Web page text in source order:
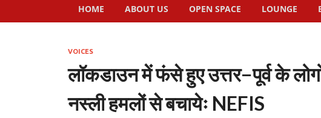
HOME ABOUT US OPEN SPACE LOUNGE
VOICES
लॉकडाउन में फंसे हुए उत्तर−पूर्व के
नस्ली हमलों से बचायेः NEFIS